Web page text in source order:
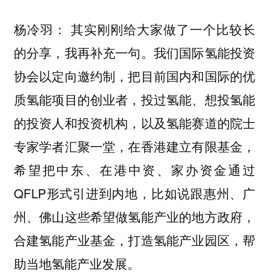
杨冷羽： 其实刚刚给大家做了一个比较长
的分享，我再补充一句。我们国际氢能投资
协会以定向邀约制，把目前国内和国际的优
质氢能项目的创业者，投过氢能、想投氢能
的投资人和投资机构，以及氢能赛道的院士
专家学者汇聚一堂，在香港建立有限基金，
希望把中东、在港中资、家办资金通过
QFLP形式引进到内地，比如说跟惠州、广
州、佛山这些希望做氢能产业的地方政府，
合建氢能产业基金，打造氢能产业园区，帮
助当地氢能产业发展。